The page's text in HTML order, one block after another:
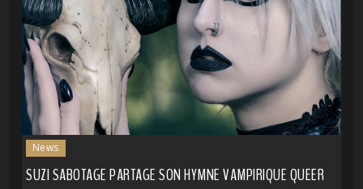
News
SUZI SABOTAGE PARTAGE SON HYMNE VAMPIRIQUE QUEER